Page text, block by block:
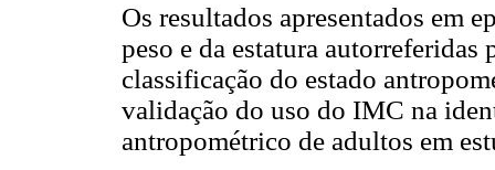
Os resultados apresentados em
peso e da estatura
classificação do estado
validação do uso do IMC na
antropométrico de adultos em